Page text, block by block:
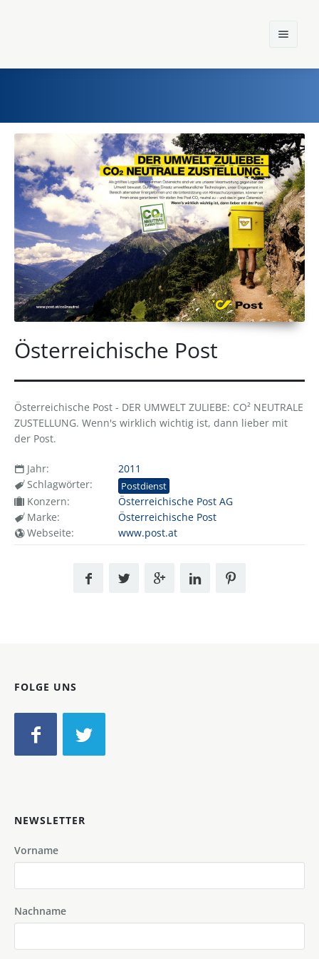
Home
Einst und Heute
Marken
Konzerne
Epoche
Österreichische Post
Österreichische Post - DER UMWELT ZULIEBE: CO² NEUTRALE
ZUSTELLUNG. Wenn's wirklich wichtig ist, dann lieber mit
der Post.
Jahr:
2011
Schlagwörter:
Postdienst
Konzern:
Österreichische Post AG
Marke:
Österreichische Post
Webseite:
www.post.at
FOLGE UNS
NEWSLETTER
Vorname
Nachname